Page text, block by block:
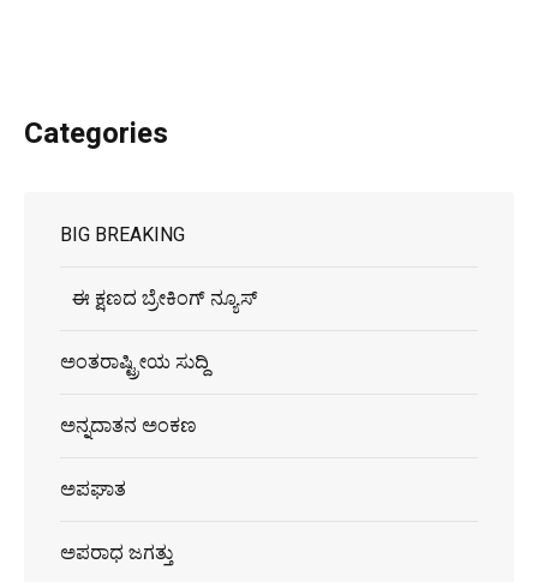
Categories
BIG BREAKING
ಈ ಕ್ಷಣದ ಬ್ರೇಕಿಂಗ್ ನ್ಯೂಸ್
ಅಂತರಾಷ್ಟ್ರೀಯ ಸುದ್ದಿ
ಅನ್ನದಾತನ ಅಂಕಣ
ಅಪಘಾತ
ಅಪರಾಧ ಜಗತ್ತು